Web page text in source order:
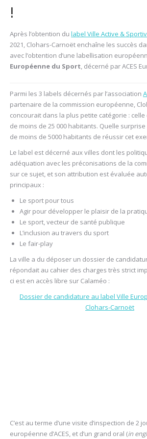
!
Après l’obtention du label Ville Active &
2021, Clohars-Carnoët enchaîne les succès
avec l’obtention d’une labellisation
Européenne du Sport, décerné par ACES
Parmi les 3 labels décernés par l’association
partenaire de la commission européenne,
concourait dans la plus petite catégorie :
de moins de 25 000 habitants. Quelle
de moins de 5000 habitants de réussir cet
Le label est décerné aux villes dont les
adéquation avec les préconisations de la
sur ce sujet, et son attribution est évaluée
principaux :
Le sport pour tous
Agir pour développer le plaisir de la
Le sport, vecteur de santé publique
L’inclusion au travers du sport
Le fair-play
La ville a du déposer un dossier de
répondait au cahier des charges très strict
ci est en accès libre sur Calaméo :
Dossier de candidature au label Ville
Clohars-Carnoët
C’est au terme d’une visite d’inspection de 2
européenne d’ACES, et d’un grand oral (in